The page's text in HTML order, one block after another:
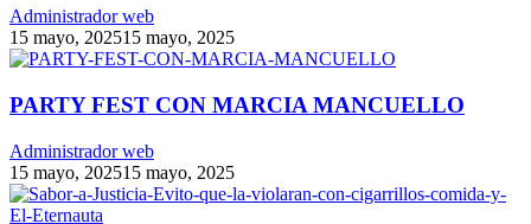
Administrador web
15 mayo, 202515 mayo, 2025
PARTY FEST CON MARCIA MANCUELLO
Administrador web
15 mayo, 202515 mayo, 2025